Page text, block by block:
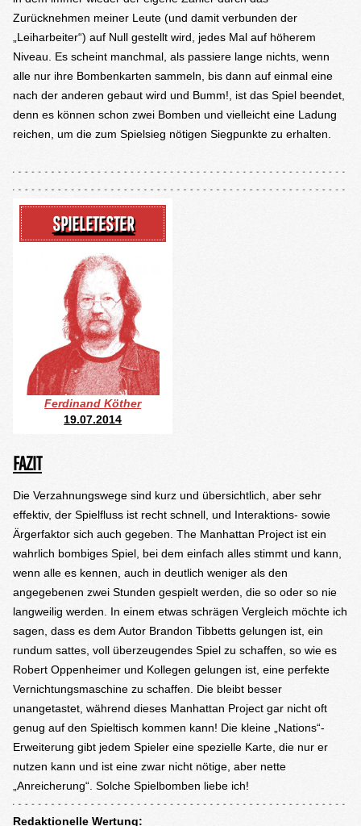
Zurücknehmen meiner Leute (und damit verbunden der
„Leiharbeiter“) auf Null gestellt wird, jedes Mal auf höherem
Niveau. Es scheint manchmal, als passiere lange nichts, wenn
alle nur ihre Bombenkarten sammeln, bis dann auf einmal eine
nach der anderen gebaut wird und Bumm!, ist das Spiel beendet,
denn es können schon zwei Bomben und vielleicht eine Ladung
reichen, um die zum Spielsieg nötigen Siegpunkte zu erhalten.
SPIELETESTER
Ferdinand Köther
19.07.2014
FAZIT
Die Verzahnungswege sind kurz und übersichtlich, aber sehr
effektiv, der Spielfluss ist recht schnell, und Interaktions- sowie
Ärgerfaktor sich auch gegeben. The Manhattan Project ist ein
wahrlich bombiges Spiel, bei dem einfach alles stimmt und kann,
wenn alle es kennen, auch in deutlich weniger als den
angegebenen zwei Stunden gespielt werden, die so oder so nie
langweilig werden. In einem etwas schrägen Vergleich möchte ich
sagen, dass es dem Autor Brandon Tibbetts gelungen ist, ein
rundum sattes, voll überzeugendes Spiel zu schaffen, so wie es
Robert Oppenheimer und Kollegen gelungen ist, eine perfekte
Vernichtungsmaschine zu schaffen. Die bleibt besser
unangetastet, während dieses Manhattan Project gar nicht oft
genug auf den Spieltisch kommen kann! Die kleine „Nations“-
Erweiterung gibt jedem Spieler eine spezielle Karte, die nur er
nutzen kann und ist eine zwar nicht nötige, aber nette
„Anreicherung“. Solche Spielbomben liebe ich!
Redaktionelle Wertung: